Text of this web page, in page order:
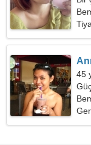
45